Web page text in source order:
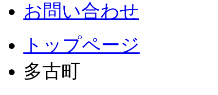
お問い合わせ
トップページ
多古町